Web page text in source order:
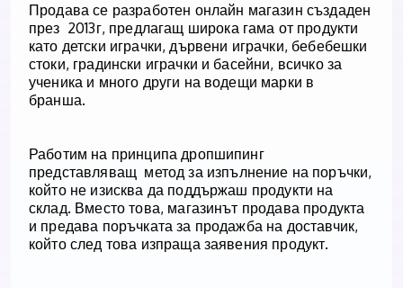
Продава се разработен онлайн магазин създаден
през 2013г, предлагащ широка гама от продукти
като детски играчки, дървени играчки, бебебешки
стоки, градински играчки и басейни, всичко за
ученика и много други на водещи марки в
бранша.
Работим на принципа дропшипинг
представляващ метод за изпълнение на поръчки,
който не изисква да поддържаш продукти на
склад. Вместо това, магазинът продава продукта
и предава поръчката за продажба на доставчик,
който след това изпраща заявения продукт.